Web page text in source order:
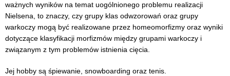
ważnych wyników na temat uogólnionego problemu realizacji
Nielsena, to znaczy, czy grupy klas odwzorowań oraz grupy
warkoczy mogą być realizowane przez homeomorfizmy oraz wyniki
dotyczące klasyfikacji morfizmów między grupami warkoczy i
związanym z tym problemów istnienia cięcia.
Jej hobby są śpiewanie, snowboarding oraz tenis.